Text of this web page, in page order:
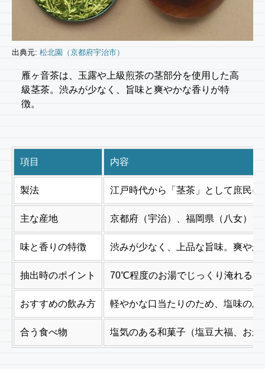
出典元: 松北園（京都府宇治市）
雁ヶ音茶は、玉露や上級煎茶の茎部分を使用した高
級茎茶。渋みが少なく、旨味と爽やかな香りが特
徴。
項目 内容
製法 江戸時代から「茎茶」として庶民
主な産地 京都府（宇治）、福岡県（八女）
味と香りの特徴 渋みが少なく、上品な旨味。爽や
抽出時のポイント 70℃程度のお湯でじっくり淹れると
おすすめの飲み方 軽やかな口当たりのため、塩味の
合う食べ物 塩気のある和菓子（塩豆大福、お